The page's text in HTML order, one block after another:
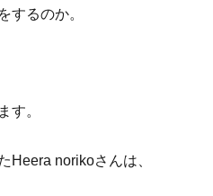
するのか。
す。
Heera norikoさんは、